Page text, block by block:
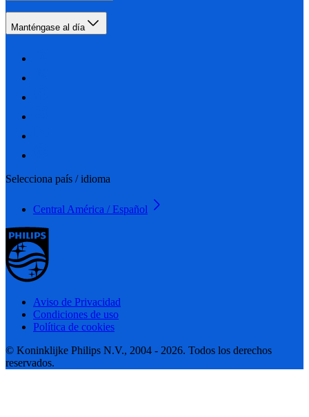
Manténgase al día
Selecciona país / idioma
Central América / Español
Aviso de Privacidad
Condiciones de uso
Política de cookies
© Koninklijke Philips N.V., 2004 - 2026. Todos los derechos
reservados.